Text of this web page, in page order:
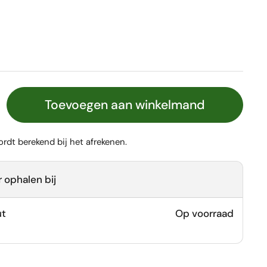
Toevoegen aan winkelmand
berekend bij het afrekenen.
ophalen bij
Op voorraad